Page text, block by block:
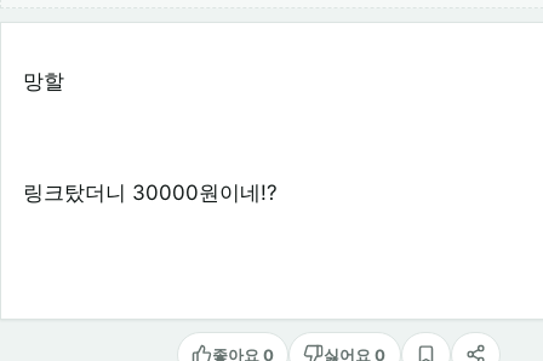
망할
링크탔더니 30000원이네!?
좋아요 0 싫어요 0